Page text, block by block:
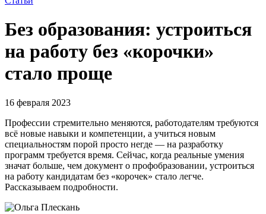
Без образования: устроиться
на работу без «корочки»
стало проще
16 февраля 2023
Профессии стремительно меняются, работодателям требуются
всё новые навыки и компетенции, а учиться новым
специальностям порой просто негде — на разработку
программ требуется время. Сейчас, когда реальные умения
значат больше, чем документ о профобразовании, устроиться
на работу кандидатам без «корочек» стало легче.
Рассказываем подробности.